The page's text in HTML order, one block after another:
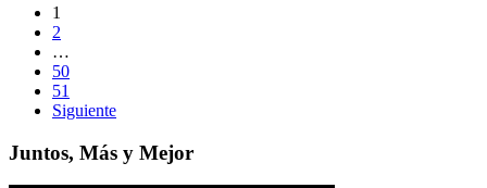
1
2
…
50
51
Siguiente
Juntos, Más y Mejor